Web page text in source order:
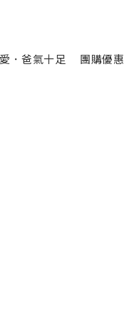
．爸氣十足 團購優惠